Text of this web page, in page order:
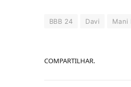
BBB 24 Davi Mani
COMPARTILHAR.